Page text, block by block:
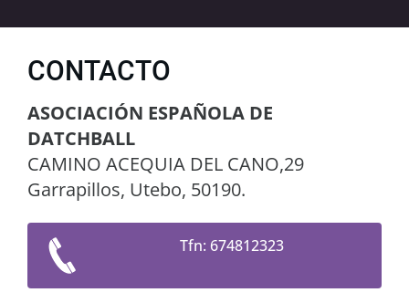
CONTACTO
ASOCIACIÓN ESPAÑOLA DE
DATCHBALL
CAMINO ACEQUIA DEL CANO,29
Garrapillos, Utebo, 50190.
Tfn: 674812323